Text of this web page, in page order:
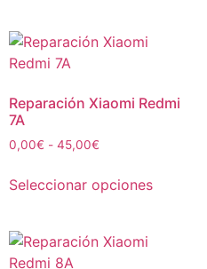
Reparación Xiaomi Redmi
7A
0,00€ - 45,00€
Seleccionar opciones